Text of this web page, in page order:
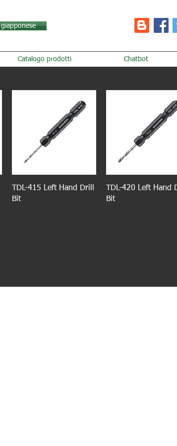
giapponese
Catalogo prodotti Chatbot
TDL-415 Left Hand Drill
Bit
TDL-420 Left Hand
Bit